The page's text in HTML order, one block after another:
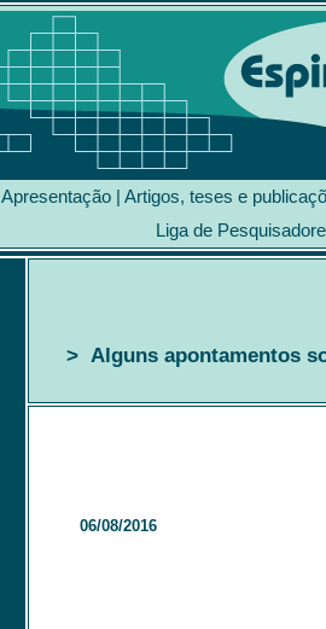
Apresentação | Artigos, teses e
Liga de
> Alguns apontamentos
06/08/2016